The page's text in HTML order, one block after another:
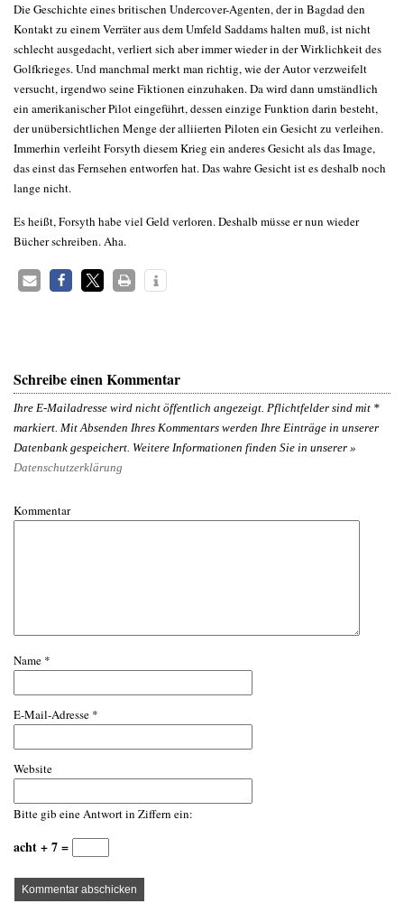
Die Geschichte eines britischen Undercover-Agenten, der in Bagdad den
Kontakt zu einem Verräter aus dem Umfeld Saddams halten muß, ist nicht
schlecht ausgedacht, verliert sich aber immer wieder in der Wirklichkeit des
Golfkrieges. Und manchmal merkt man richtig, wie der Autor verzweifelt
versucht, irgendwo seine Fiktionen einzuhaken. Da wird dann umständlich
ein amerikanischer Pilot eingeführt, dessen einzige Funktion darin besteht,
der unübersichtlichen Menge der alliierten Piloten ein Gesicht zu verleihen.
Immerhin verleiht Forsyth diesem Krieg ein anderes Gesicht als das Image,
das einst das Fernsehen entworfen hat. Das wahre Gesicht ist es deshalb noch
lange nicht.
Es heißt, Forsyth habe viel Geld verloren. Deshalb müsse er nun wieder
Bücher schreiben. Aha.
Schreibe einen Kommentar
Ihre E-Mailadresse wird nicht öffentlich angezeigt. Pflichtfelder sind mit *
markiert. Mit Absenden Ihres Kommentars werden Ihre Einträge in unserer
Datenbank gespeichert. Weitere Informationen finden Sie in unserer »
Datenschutzerklärung
Kommentar
Name *
E-Mail-Adresse *
Website
Bitte gib eine Antwort in Ziffern ein:
acht + 7 =